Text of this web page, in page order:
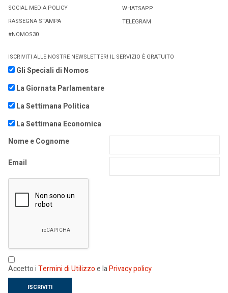
SOCIAL MEDIA POLICY
RASSEGNA STAMPA
#NOMOS30
WHATSAPP
TELEGRAM
ISCRIVITI ALLE NOSTRE NEWSLETTER! IL SERVIZIO È GRATUITO
Gli Speciali di Nomos
La Giornata Parlamentare
La Settimana Politica
La Settimana Economica
Nome e Cognome
Email
Accetto iTermini di Utilizzoe laPrivacy policy